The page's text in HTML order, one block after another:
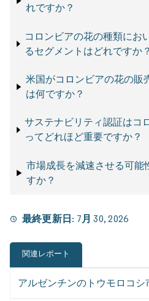
れですか？
コロンビアの花の種類にお
るセグメントはどれですか？
米国がコロンビアの花の販
は何ですか？
サステナビリティ認証はコ
ってどれほど重要ですか？
市場成長を減速させる可能
すか？
最終更新日: 7月 30, 2026
関連レポート
アルゼンチンのトウモロコシ